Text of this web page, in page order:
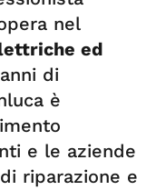
nel
ed
di
è
e le aziende
riparazione e